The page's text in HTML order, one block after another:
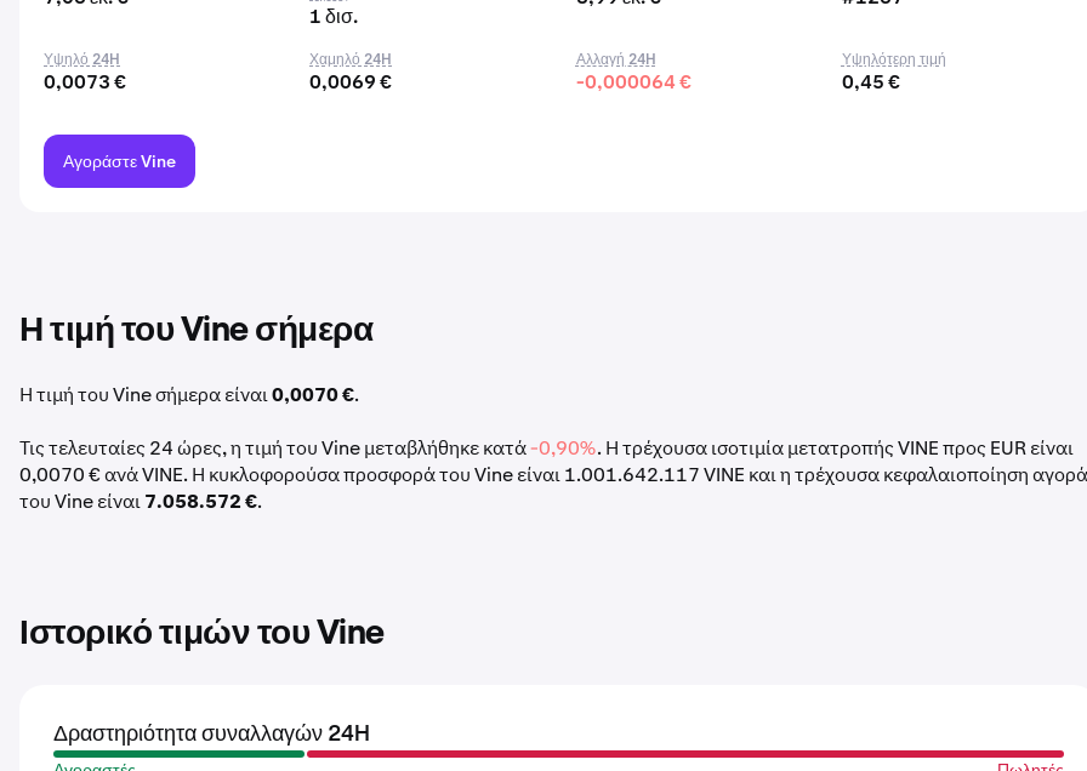
1 δισ.
Υψηλό 24H
0,0073 €
Χαμηλό 24H
0,0069 €
Αλλαγή 24H
-0,000064 €
Υψηλότερη τιμή
0,45 €
Αγοράστε Vine
Η τιμή του Vine σήμερα
Η τιμή του Vine σήμερα είναι0,0070 €.
Τις τελευταίες 24 ώρες, η τιμή του Vine μεταβλήθηκε κατά-0,90%. Η τρέχουσα ισοτιμία μετατροπής VINE προς EUR είναι
0,0070 € ανά VINE. Η κυκλοφορούσα προσφορά του Vine είναι 1.001.642.117 VINE και η τρέχουσα κεφαλαιοποίηση
του Vine είναι7.058.572 €.
Ιστορικό τιμών του Vine
Δραστηριότητα συναλλαγών 24H